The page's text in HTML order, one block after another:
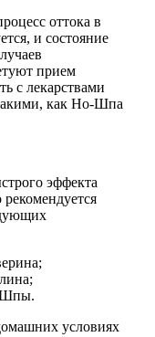
оттока в
и состояние
прием
с лекарствами
как Но-Шпа
эффекта
Шпы.
условиях